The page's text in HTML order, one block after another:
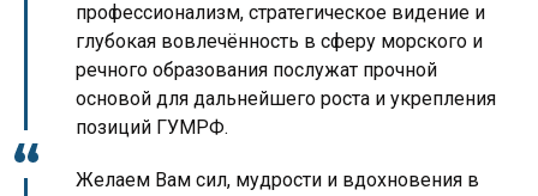
профессионализм, стратегическое видение и
глубокая вовлечённость в сферу морского и
речного образования послужат прочной
основой для дальнейшего роста и укрепления
позиций ГУМРФ.
Желаем Вам сил, мудрости и вдохновения в